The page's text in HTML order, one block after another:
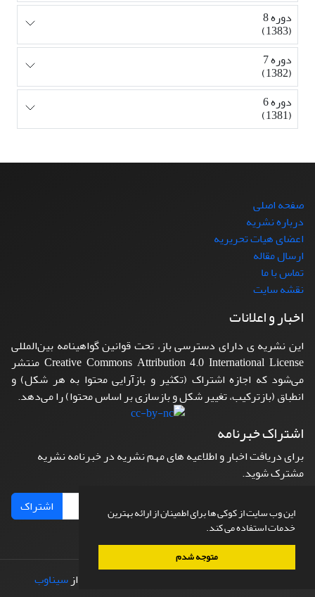
این وب سایت از کوکی ها برای اطمینان از ارائه بهترین
خدمات استفاده می کند.
متوجه شدم
دوره 8
(1383)
دوره 7
(1382)
دوره 6
(1381)
صفحه اصلی
درباره نشریه
اعضای هیات تحریریه
ارسال مقاله
تماس با ما
نقشه سایت
اخبار و اعلانات
این نشریه ی دارای دسترسی باز، تحت قوانین گواهینامه بین‌المللی
Creative Commons Attribution 4.0 International License منتشر
می‌شود که اجازه اشتراک (تکثیر و بازآرایی محتوا به هر شکل) و
انطباق (بازترکیب، تغییر شکل و بازسازی بر اساس محتوا) را می‌دهد.
اشتراک خبرنامه
برای دریافت اخبار و اطلاعیه های مهم نشریه در خبرنامه نشریه
مشترک شوید.
اشتراک
طراحی و پیاده سازی از سیناوب